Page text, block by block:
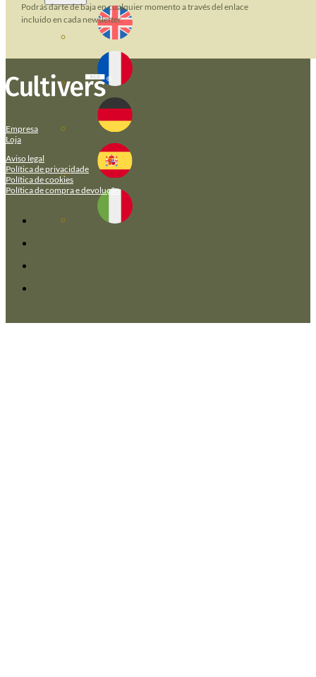
Podrás darte de baja en cualquier momento a través del enlace
incluido en cada newsletter.
Empresa
Loja
Aviso legal
Política de privacidade
Política de cookies
Política de compra e devolução